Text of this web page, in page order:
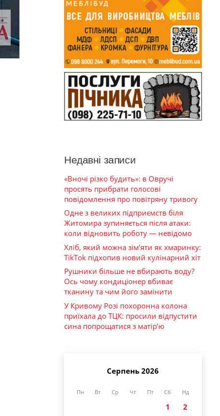
Недавні записи
«Вночі різко будить»: в Овручі
просять прибрати голосові
повідомлення про повітряну тривогу
Одне з великих підприємств біля
Житомира зупиняється після атаки:
коли відновить роботу — невідомо
Хліб, який можна зім’яти як хмаринку:
TikTok підхопив новий кулінарний хіт
Рушники більше не вбирають воду?
Ось чому кондиціонер вбиває
тканину та чим його замінити
У Кривому Розі похоронна колона
приїхала до ТЦК: просили відпустити
сина попрощатися з матір’ю
Серпень 2026
Пн Вт Ср Чт Пт Сб Нд
1
2